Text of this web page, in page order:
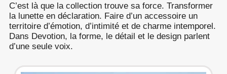
C’est là que la collection trouve sa force. Transformer
la lunette en déclaration. Faire d’un accessoire un
territoire d’émotion, d’intimité et de charme intemporel.
Dans Devotion, la forme, le détail et le design parlent
d’une seule voix.